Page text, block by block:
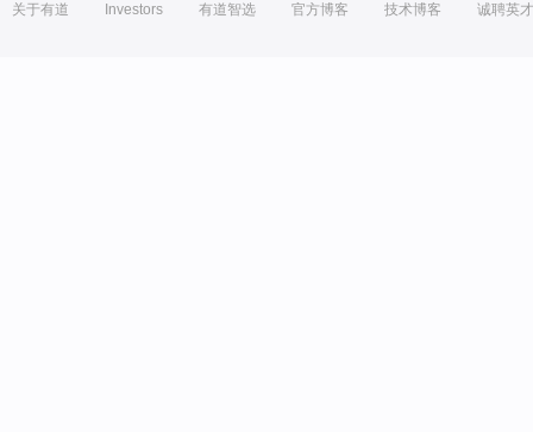
关于有道 Investors 有道智选 官方博客 技术博客 诚聘英才